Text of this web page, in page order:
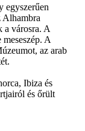
egyszerűen
Alhambra
a városra. A
A
az arab
Ibiza és
és őrült